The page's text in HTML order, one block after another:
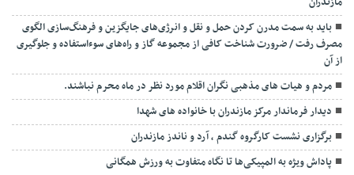
باید به سمت مدرن کردن حمل و نقل و انرژی‌های جایگزین و فرهنگ‌سازی الگوی
مصرف رفت / ضرورت شناخت کافی از مجموعه گاز و راه‌های سوءاستفاده و جلوگیری
از آن
مردم و هیات های مذهبی نگران اقلام مورد نظر در ماه محرم نباشند.
دیدار فرماندار مرکز مازندران با خانواده های شهدا
برگزاری نشست کارگروه گندم ، آرد و ناندز مازندران
پاداش ویژه به المپیکی‌ها تا نگاه متفاوت به ورزش همگانی